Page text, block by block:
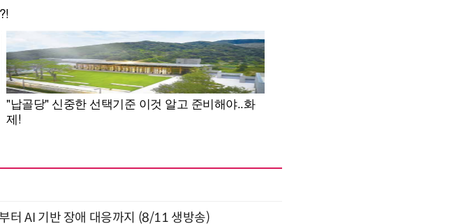
터 AI 기반 장애 대응까지 (8/11 생방송)